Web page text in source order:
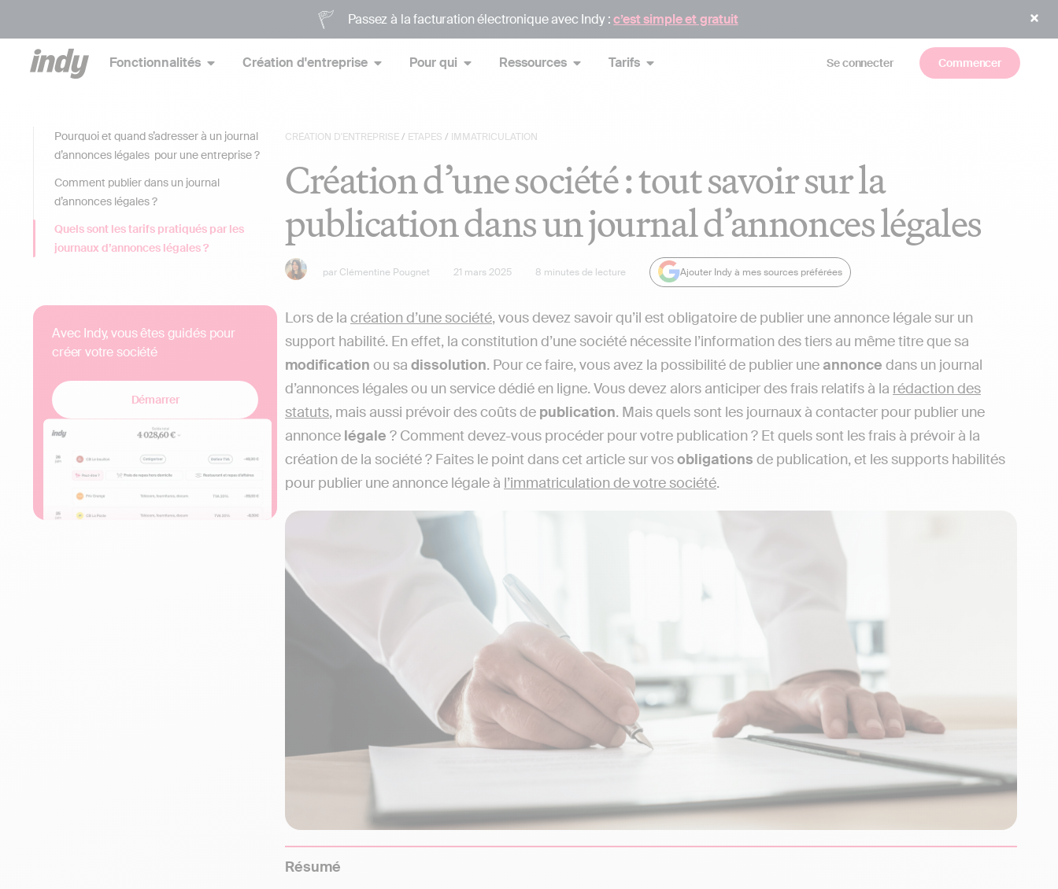
Passez à la facturation électronique avec Indy :c’est simple et gratuit
Fonctionnalités Création d'entreprise Pour qui Ressources Tarifs Se connecter Commencer
CRÉATION D'ENTREPRISE/ ETAPES / IMMATRICULATION
Création d’une société : tout savoir sur la
publication dans un journal d’annonces légales
par Clémentine Pougnet 21 mars 2025 8 minutes de lecture Ajouter Indy à mes sources préférées
Lors de la création d’une société, vous devez savoir qu’il est obligatoire de publier une annonce légale sur un
support habilité. En effet, la constitution d’une société nécessite l’information des tiers au même titre que sa
modification ou sa dissolution. Pour ce faire, vous avez la possibilité de publier uneannonce dans un journal
d’annonces légales ou un service dédié en ligne. Vous devez alors anticiper des frais relatifs à la rédaction des
statuts, mais aussi prévoir des coûts de publication. Mais quels sont les journaux à contacter pour publier une
annonce légale ? Comment devez-vous procéder pour votre publication ? Et quels sont les frais à prévoir à la
création de la société ? Faites le point dans cet article sur vosobligations de publication, et les supports habilités
pour publier une annonce légale à l’immatriculation de votre société.
Résumé
Pourquoi et quand s’adresser à un journal
d’annonces légales pour une entreprise ?
Comment publier dans un journal
d’annonces légales ?
Quels sont les tarifs pratiqués par les
journaux d’annonces légales ?
Avec Indy, vous êtes guidés pour
créer votre société
Démarrer